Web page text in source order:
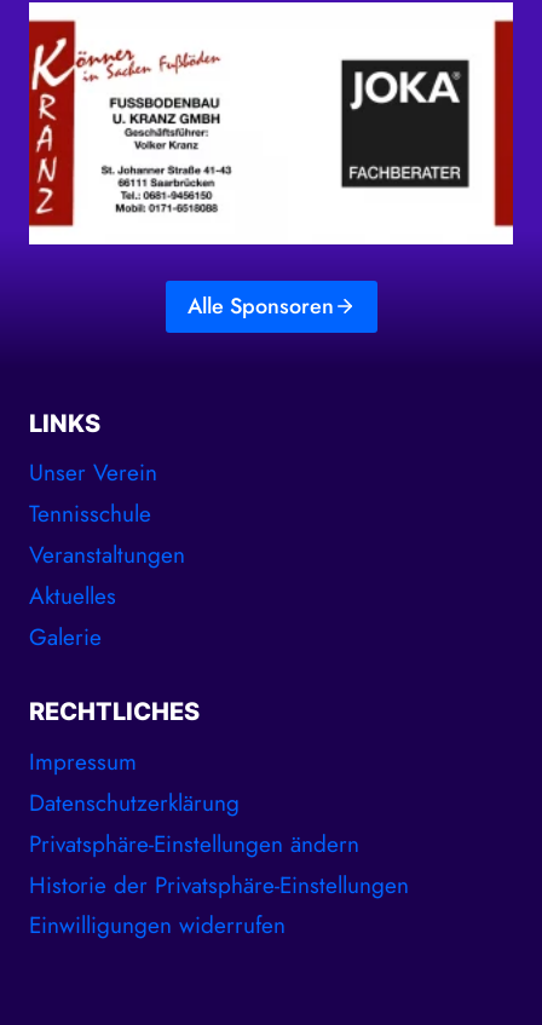
Alle Sponsoren
LINKS
Unser Verein
Tennisschule
Veranstaltungen
Aktuelles
Galerie
RECHTLICHES
Impressum
Datenschutzerklärung
Privatsphäre-Einstellungen ändern
Historie der Privatsphäre-Einstellungen
Einwilligungen widerrufen